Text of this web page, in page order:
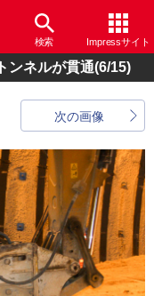
検索 Impressサイト
ンネルが貫通(6/15)
次の画像